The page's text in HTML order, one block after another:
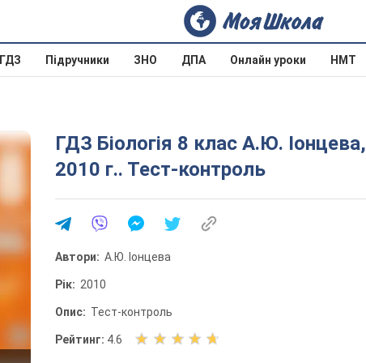
ГДЗ Підручники ЗНО ДПА Онлайн уроки НМТ
ГДЗ Біологія 8 клас А.Ю. Іонцева,
2010 г.. Тест-контроль
Автори: А.Ю. Іонцева
Рік: 2010
Опис: Тест-контроль
Рейтинг: 4.6
О